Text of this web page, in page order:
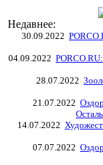
Недавнее:
30.09.2022
04.09.2022
28.07.2022
21.07.2022
14.07.2022
07.07.2022